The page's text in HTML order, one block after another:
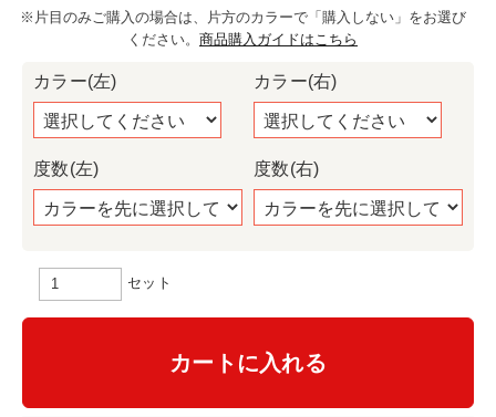
※片目のみご購入の場合は、片方のカラーで「購入しない」をお選び
ください。 商品購入ガイドはこちら
カラー(左)
度数(左)
カラー(右)
度数(右)
セット
カートに入れる